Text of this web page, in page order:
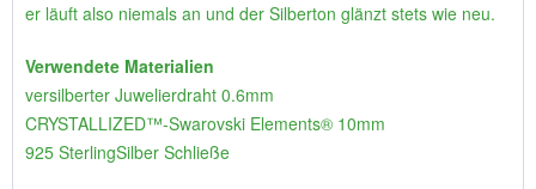
er läuft also niemals an und der Silberton glänzt stets wie neu.
Verwendete Materialien
versilberter Juwelierdraht 0.6mm
CRYSTALLIZED™-Swarovski Elements® 10mm
925 SterlingSilber Schließe